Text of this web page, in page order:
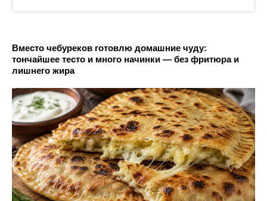
Вместо чебуреков готовлю домашние чуду:
тончайшее тесто и много начинки — без фритюра и
лишнего жира